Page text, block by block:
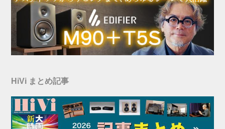
HiVi まとめ記事